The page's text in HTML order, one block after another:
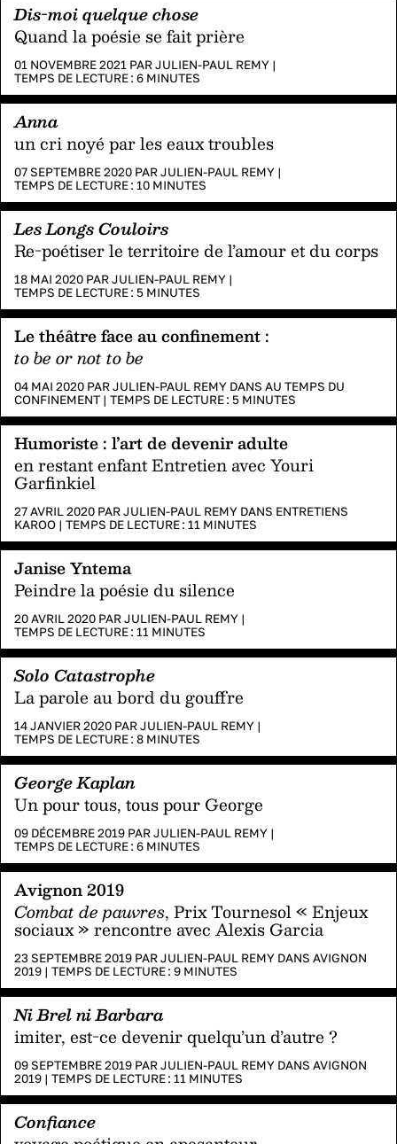
Dis-moi quelque chose
Quand la poésie se fait prière
01 NOVEMBRE 2021 PARJULIEN-PAUL REMY |
TEMPS DE LECTURE : 6 MINUTES
Anna
un cri noyé par les eaux troubles
07 SEPTEMBRE 2020 PARJULIEN-PAUL REMY |
TEMPS DE LECTURE : 10 MINUTES
Les Longs Couloirs
Re-poétiser le territoire de l’amour et du corps
18 MAI 2020 PARJULIEN-PAUL REMY |
TEMPS DE LECTURE : 5 MINUTES
Le théâtre face au confinement :
to be or not to be
04 MAI 2020 PARJULIEN-PAUL REMY DANS AU TEMPS DU
CONFINEMENT | TEMPS DE LECTURE : 5 MINUTES
Humoriste : l’art de devenir adulte
en restant enfant Entretien avec Youri
Garfinkiel
27 AVRIL 2020 PARJULIEN-PAUL REMY DANS ENTRETIENS
KAROO | TEMPS DE LECTURE : 11 MINUTES
Janise Yntema
Peindre la poésie du silence
20 AVRIL 2020 PARJULIEN-PAUL REMY |
TEMPS DE LECTURE : 11 MINUTES
Solo Catastrophe
La parole au bord du gouffre
14 JANVIER 2020 PARJULIEN-PAUL REMY |
TEMPS DE LECTURE : 8 MINUTES
George Kaplan
Un pour tous, tous pour George
09 DÉCEMBRE 2019 PARJULIEN-PAUL REMY |
TEMPS DE LECTURE : 6 MINUTES
Avignon 2019
Combat de pauvres, Prix Tournesol « Enjeux
sociaux » rencontre avec Alexis Garcia
23 SEPTEMBRE 2019 PARJULIEN-PAUL REMY DANS AVIGNON
2019 | TEMPS DE LECTURE : 9 MINUTES
Ni Brel ni Barbara
imiter, est-ce devenir quelqu’un d’autre ?
09 SEPTEMBRE 2019 PARJULIEN-PAUL REMY DANS AVIGNON
2019 | TEMPS DE LECTURE : 11 MINUTES
Confiance